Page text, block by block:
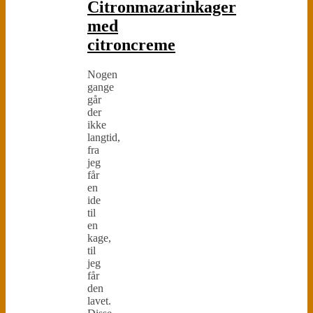
Citronmazarinkager
med
citroncreme
Nogen
gange
går
der
ikke
langtid,
fra
jeg
får
en
ide
til
en
kage,
til
jeg
får
den
lavet.